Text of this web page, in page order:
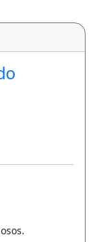
adquirir o
casa para